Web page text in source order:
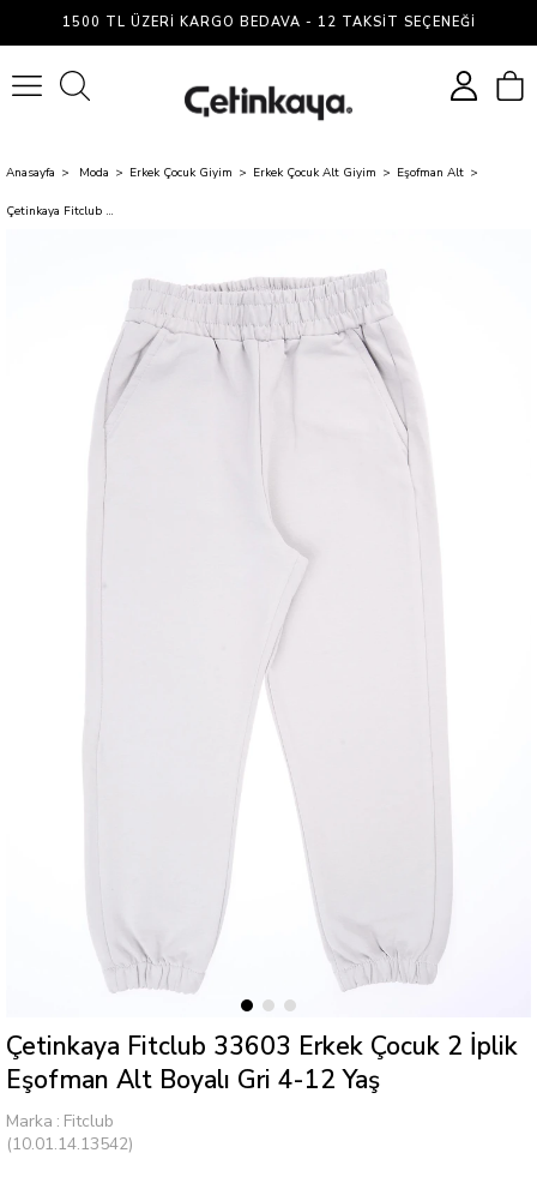
1500 TL ÜZERI KARGO BEDAVA - 12 TAKSIT SEÇENEĞI
Anasayfa Moda Erkek Çocuk Giyim Erkek Çocuk Alt Giyim Eşofman Alt
Çetinkaya Fitclub 33603 Erkek Çocuk 2 İplik Eşofman Alt Boyalı Gri 4-12 Yaş
Çetinkaya Fitclub 33603 Erkek Çocuk 2 İplik
Eşofman Alt Boyalı Gri 4-12 Yaş
Marka : Fitclub
(10.01.14.13542)